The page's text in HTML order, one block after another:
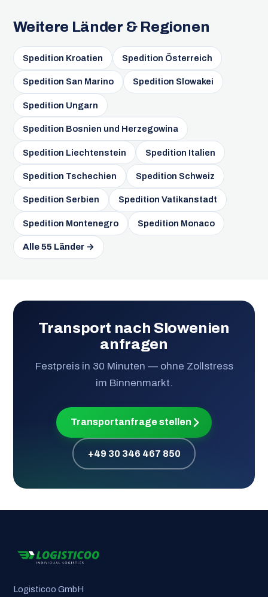
Weitere Länder & Regionen
Spedition Kroatien Spedition Österreich
Spedition San Marino Spedition Slowakei
Spedition Ungarn
Spedition Bosnien und Herzegowina
Spedition Liechtenstein Spedition Italien
Spedition Tschechien Spedition Schweiz
Spedition Serbien Spedition Vatikanstadt
Spedition Montenegro Spedition Monaco
Alle 55 Länder →
Transport nach Slowenien
anfragen
Festpreis in 30 Minuten — ohne Zollstress
im Binnenmarkt.
Transportanfrage stellen
+49 30 346 467 850
Logisticoo GmbH